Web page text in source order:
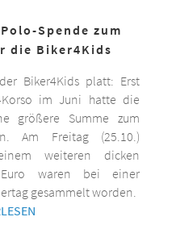
Spende zum
die Biker4Kids
Biker4Kids platt: Erst
im Juni hatte die
größere Summe zum
Am Freitag (25.10.)
weiteren dicken
Euro waren bei einer
gesammelt worden.